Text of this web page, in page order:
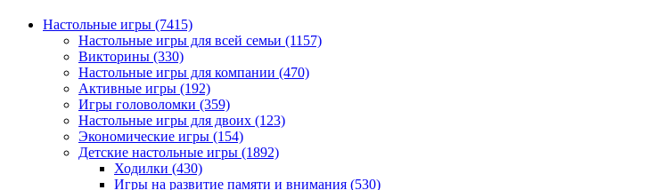
Настольные игры (7415)
Настольные игры для всей семьи (1157)
Викторины (330)
Настольные игры для компании (470)
Активные игры (192)
Игры головоломки (359)
Настольные игры для двоих (123)
Экономические игры (154)
Детские настольные игры (1892)
Ходилки (430)
Игры на развитие памяти и внимания (530)